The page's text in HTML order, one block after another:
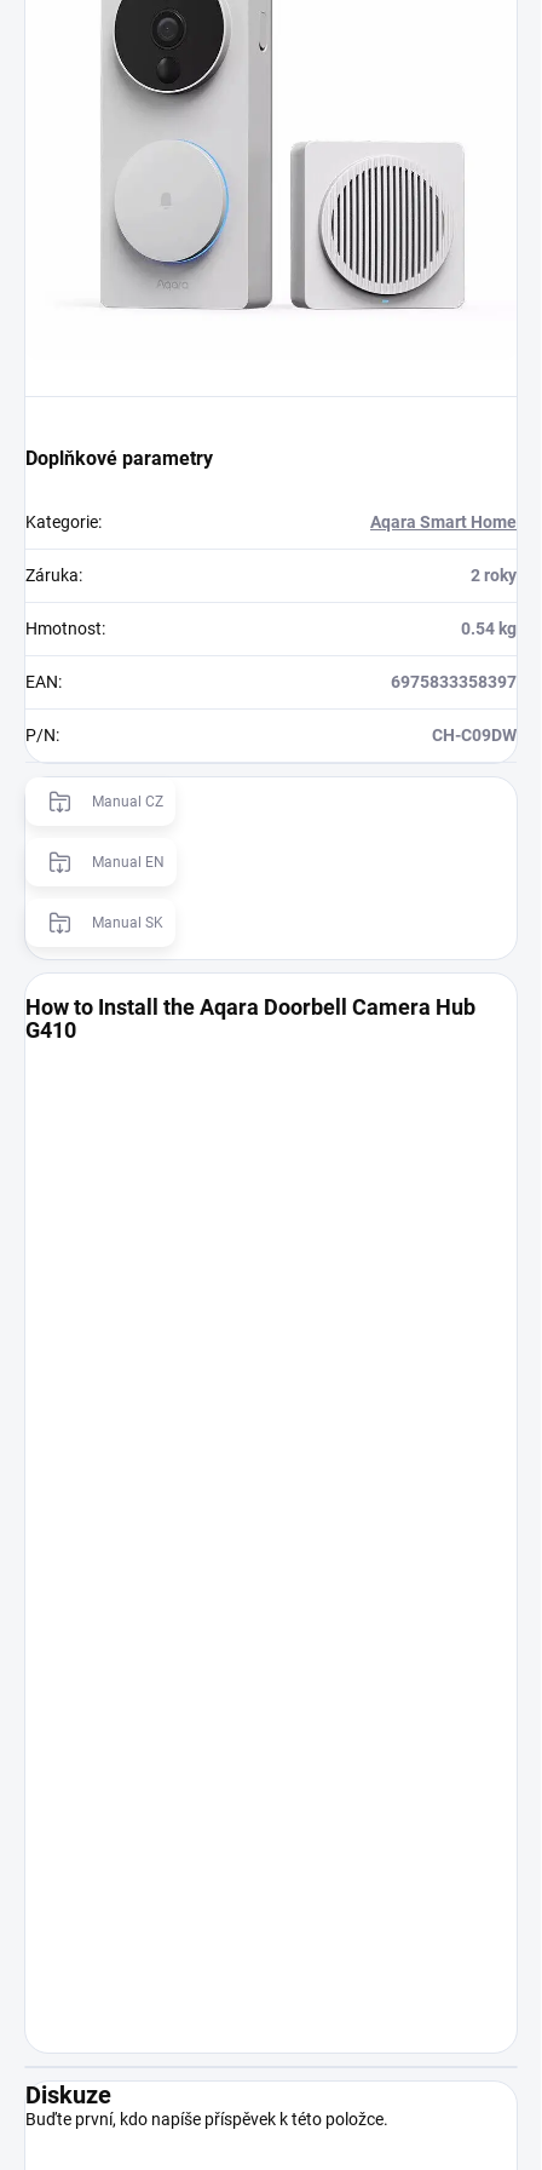
Doplňkové parametry
Kategorie: Aqara Smart Home
Záruka: 2 roky
Hmotnost: 0.54 kg
EAN: 6975833358397
P/N: CH-C09DW
Manual CZ
Manual EN
Manual SK
How to Install the Aqara Doorbell Camera Hub
G410
Diskuze
Buďte první, kdo napíše příspěvek k této položce.